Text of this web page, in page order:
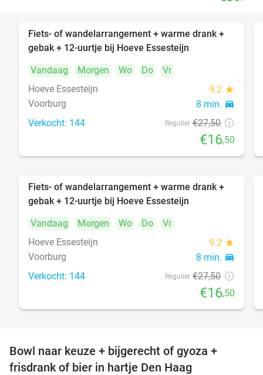
40%
Fiets- of wandelarrangement + warme drank +
gebak + 12-uurtje bij Hoeve Essesteijn
Vandaag
Morgen Wo Do
Vr
Hoeve Essesteijn
9.2 star
Voorburg 8 min. directions_car
Verkocht: 144 Regulier €27,50
€16,50
40%
Fiets- of wandelarrangement + warme drank +
gebak + 12-uurtje bij Hoeve Essesteijn
Vandaag
Morgen Wo Do
Vr
Hoeve Essesteijn
9.2 star
Voorburg 8 min. directions_car
Verkocht: 144 Regulier €27,50
€16,50
Bowl naar keuze + bijgerecht of gyoza +
frisdrank of bier in hartje Den Haag